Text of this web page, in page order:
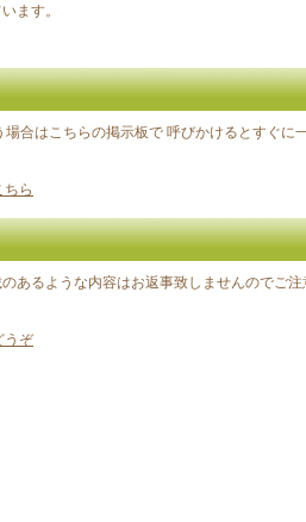
ます。
合はこちらの掲示板で 呼びかけるとすぐに
ら
あるような内容はお返事致しませんのでご注
うぞ